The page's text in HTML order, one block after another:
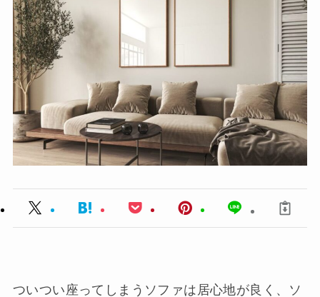
ついつい座ってしまうソファは居心地が良く、ソ